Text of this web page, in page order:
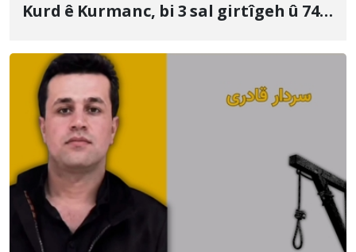
Kurd ê Kurmanc, bi 3 sal girtîgeh û 74